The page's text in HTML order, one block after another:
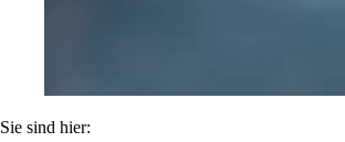
Sie sind hier: